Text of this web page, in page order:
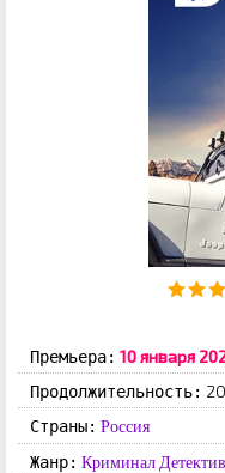
Премьера: 10 янвapя
Продолжительность:
Страны: Россия
Жанр: Криминал Детектив